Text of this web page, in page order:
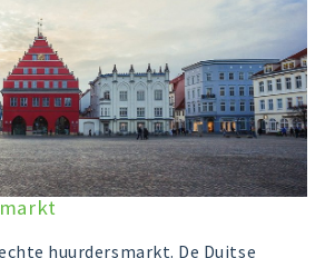
huurdersmarkt. De Duitse